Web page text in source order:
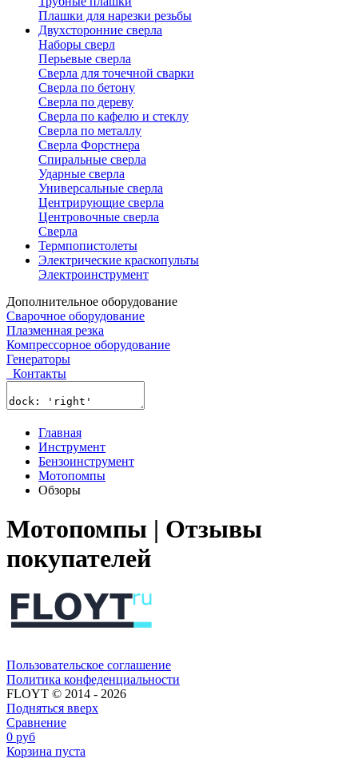
Плашки для нарезки резьбы
Двухсторонние сверла
Наборы сверл
Перьевые сверла
Сверла для точечной сварки
Сверла по бетону
Сверла по дереву
Сверла по кафелю и стеклу
Сверла по металлу
Сверла Форстнера
Спиральные сверла
Ударные сверла
Универсальные сверла
Центрирующие сверла
Центровочные сверла
Сверла
Термпопистолеты
Электрические краскопульты
Электроинструмент
Дополнительное оборудование
Сварочное оборудование
Плазменная резка
Компрессорное оборудование
Генераторы
Контакты
Главная
Инструмент
Бензоинструмент
Мотопомпы
Обзоры
Мотопомпы | Отзывы
покупателей
Пользовательское соглашение​​
Политика конфеденциальности​
FLOYT © 2014 - 2026
Подняться вверх
Сравнение
0 руб
Корзина пуста